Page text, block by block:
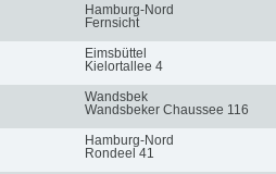
Hamburg-Nord
Fernsicht
Eimsbüttel
Kielortallee 4
Wandsbek
Wandsbeker Chaussee 116
Hamburg-Nord
Rondeel 41